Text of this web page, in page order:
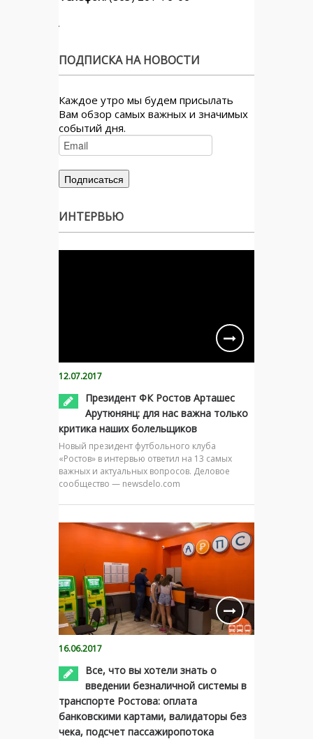
ПОДПИСКА НА НОВОСТИ
Каждое утро мы будем присылать
Вам обзор самых важных и значимых
событий дня.
ИНТЕРВЬЮ
12.07.2017
Президент ФК Ростов Арташес
Арутюнянц: для нас важна только
критика наших болельщиков
Новый президент футбольного клуба
«Ростов» в интервью ответил на 13 самых
важных и актуальных вопросов. Деловое
сообщество — newsdelo.com
16.06.2017
Все, что вы хотели знать о
введении безналичной системы в
транспорте Ростова: оплата
банковскими картами, валидаторы без
чека, подсчет пассажиропотока